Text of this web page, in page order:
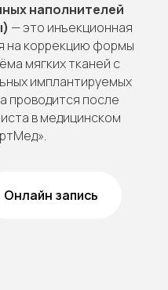
наполнителей
— это инъекционная
на коррекцию формы
мягких тканей с
имплантируемых
проводится после
в медицинском
Онлайн запись